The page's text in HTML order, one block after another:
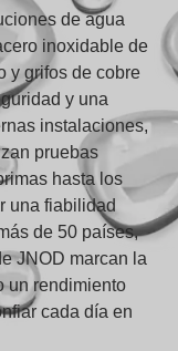
de agua
inoxidable de
y grifos de cobre
y una
instalaciones,
pruebas
hasta los
una fiabilidad
de 50 países,
JNOD marcan la
un rendimiento
cada día en